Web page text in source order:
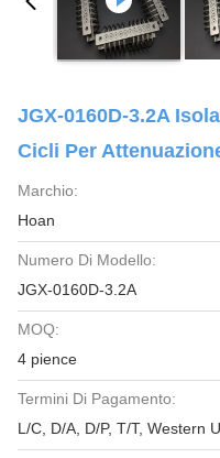
JGX-0160D-3.2A
Cicli Per
Marchio:
Hoan
Numero Di Modello:
JGX-0160D-3.2A
MOQ:
4 pience
Termini Di Pagamento:
L/C, D/A, D/P, T/T, Western